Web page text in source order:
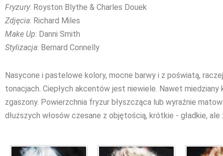
Fryzury: Royston Blythe & Charles Douek
Zdjęcia: Richard Miles
Make Up: Danni Smith
Stylizacja: Bernard Connelly
Nasycone i pastelowe kolory, mocne barwy i z poświatą,
tonacjach. Ciepłych akcentów jest niewiele. Nawet
zgaszony. Powierzchnia fryzur błyszcząca lub wyraźnie
dłuższych włosów czesane z objętością, krótkie - gładkie,